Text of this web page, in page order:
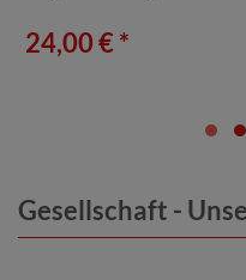
24,00 € *
Gesellschaft -